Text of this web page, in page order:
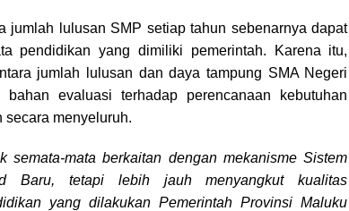
jumlah lulusan SMP setiap tahun sebenarnya dapat
pendidikan yang dimiliki pemerintah. Karena itu,
jumlah lulusan dan daya tampung SMA Negeri
evaluasi terhadap perencanaan kebutuhan
secara menyeluruh.
semata-mata berkaitan dengan mekanisme Sistem
Baru, tetapi lebih jauh menyangkut kualitas
yang dilakukan Pemerintah Provinsi Maluku